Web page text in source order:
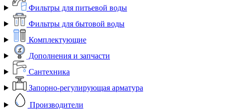
Фильтры для питьевой воды
Фильтры для бытовой воды
Комплектующие
Дополнения и запчасти
Сантехника
Запорно-регулирующая арматура
Производители